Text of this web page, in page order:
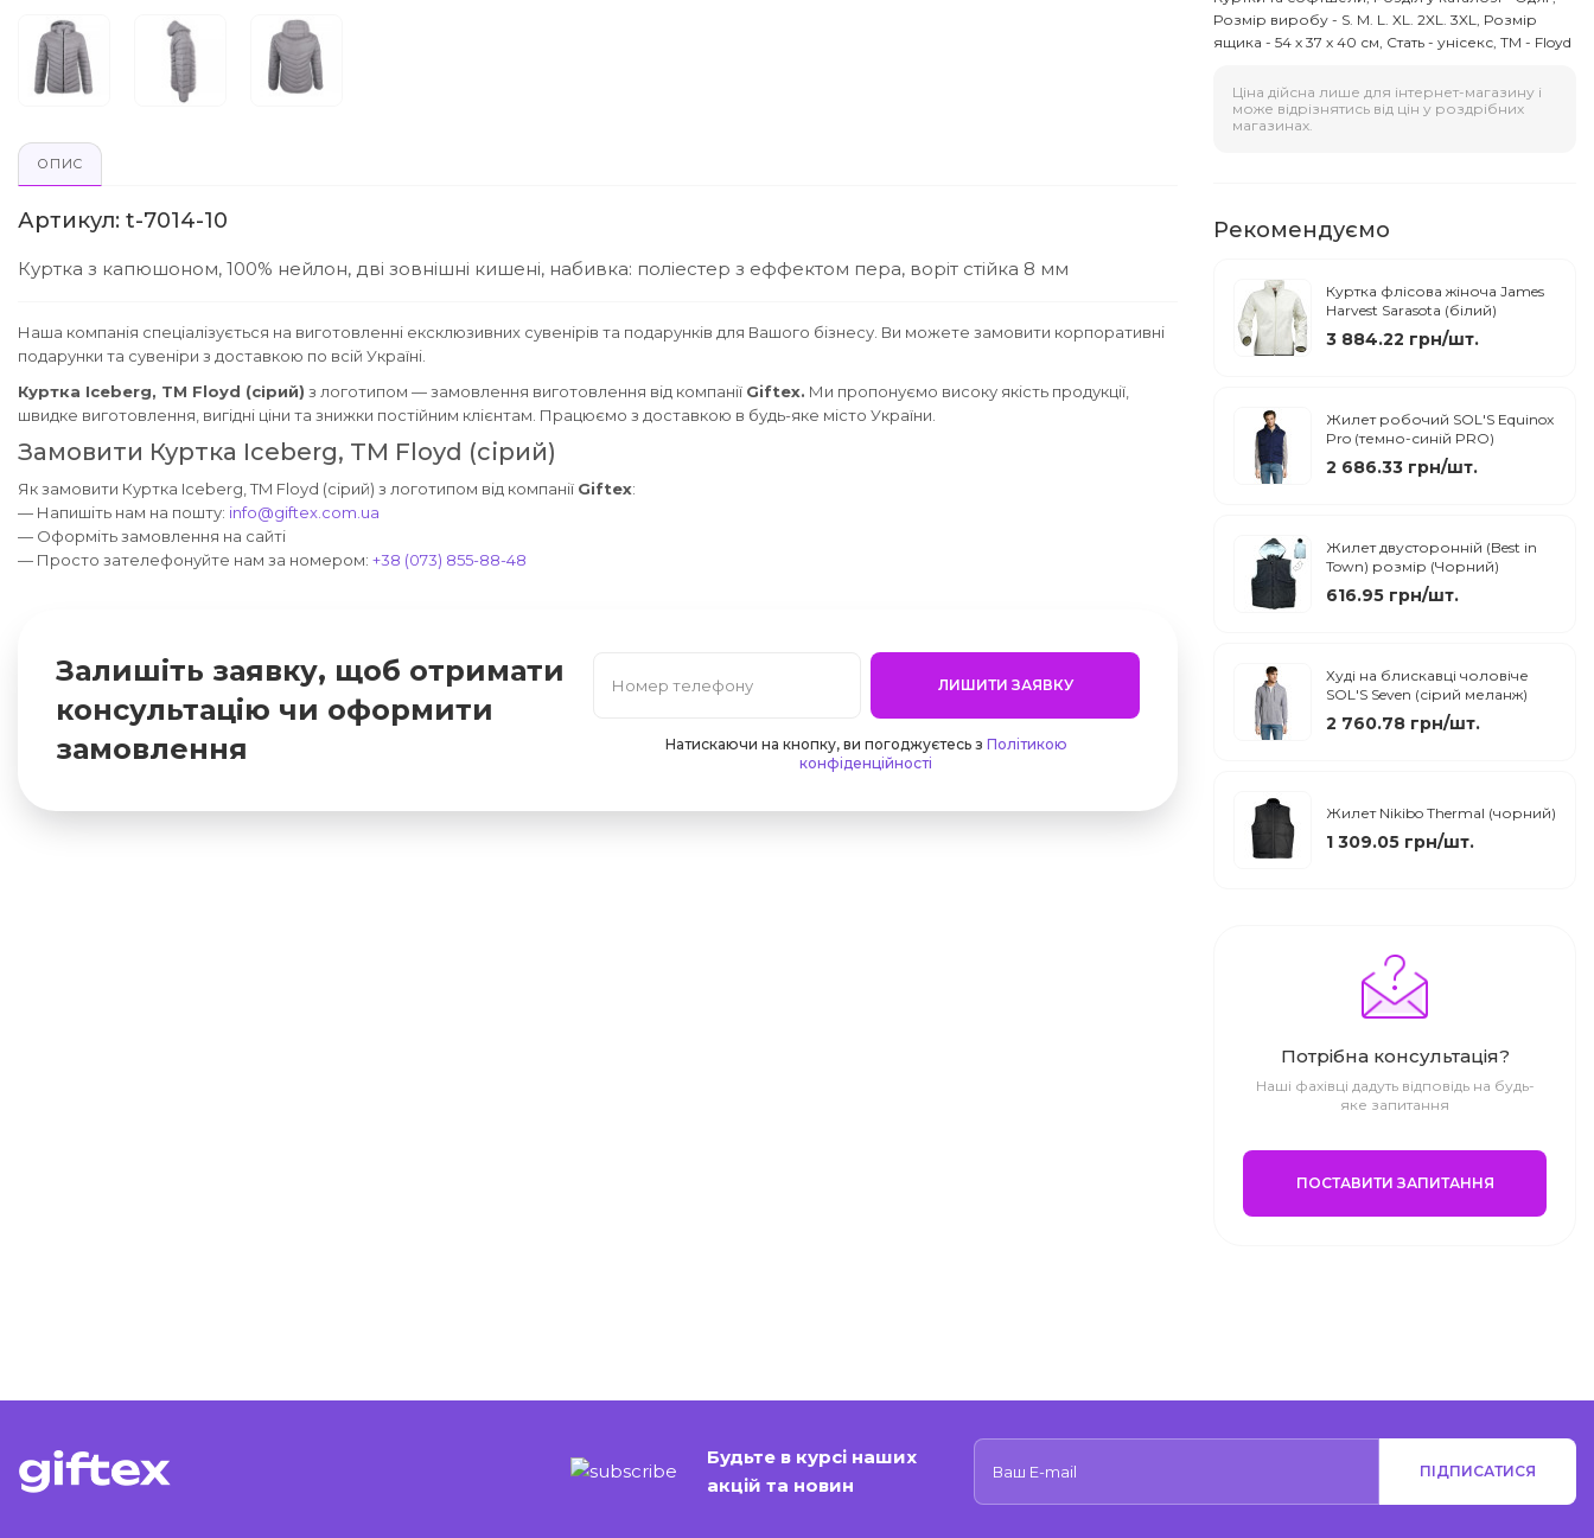
ОПИС
Артикул: t-7014-10
Куртка з капюшоном, 100% нейлон, дві зовнішні кишені, набивка: поліестер з еффектом пера, воріт стійка 8 мм
Наша компанія спеціалізується на виготовленні ексклюзивних сувенірів та подарунків для Вашого бізнесу. Ви можете замовити корпоративні
подарунки та сувеніри з доставкою по всій Україні.
Куртка Iceberg, TM Floyd (сірий) з логотипом — замовлення виготовлення від компанії Giftex. Ми пропонуємо високу якість продукції,
швидке виготовлення, вигідні ціни та знижки постійним клієнтам. Працюємо з доставкою в будь-яке місто України.
Замовити Куртка Iceberg, TM Floyd (сірий)
Як замовити Куртка Iceberg, TM Floyd (сірий) з логотипом від компанії Giftex:
— Напишіть нам на пошту: info@giftex.com.ua
— Оформіть замовлення на сайті
— Просто зателефонуйте нам за номером: +38 (073) 855-88-48
Залишіть заявку, щоб отримати
консультацію чи оформити
замовлення
ЛИШИТИ ЗАЯВКУ
Натискаючи на кнопку, ви погоджуєтесь з Політикою
конфіденційності
Розмір виробу - S. M. L. XL. 2XL. 3XL, Розмір
ящика - 54 х 37 х 40 см, Стать - унісекс, ТМ - Floyd
Ціна дійсна лише для інтернет-магазину і
може відрізнятись від цін у роздрібних
магазинах.
Рекомендуємо
Куртка флісова жіноча James
Harvest Sarasota (білий)
3 884.22 грн/шт.
Жилет робочий SOL'S Equinox
Pro (темно-синій PRO)
2 686.33 грн/шт.
Жилет двусторонній (Best in
Town) розмір (Чорний)
616.95 грн/шт.
Худі на блискавці чоловіче
SOL'S Seven (сірий меланж)
2 760.78 грн/шт.
Жилет Nikibo Thermal (чорний)
1 309.05 грн/шт.
Потрібна консультація?
Наші фахівці дадуть відповідь на будь-
яке запитання
ПОСТАВИТИ ЗАПИТАННЯ
Будьте в курсі наших
акцій та новин
ПІДПИСАТИСЯ